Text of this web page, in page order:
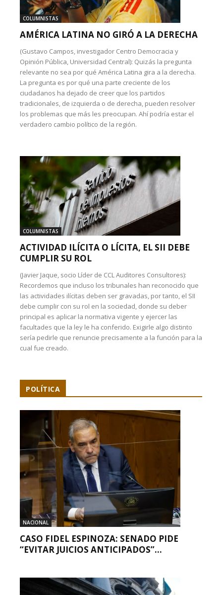
COLUMNISTAS
AMÉRICA LATINA NO GIRÓ A LA DERECHA
(Gustavo Campos, investigador Centro Democracia y
Opinión Pública, Universidad Central): Quizás la pregunta
relevante no sea por qué América Latina gira a la derecha.
La pregunta es por qué una parte creciente de los
ciudadanos ha dejado de creer que los partidos
tradicionales, de izquierda o de derecha, pueden resolver
los problemas que más les preocupan. Ahí podría estar el
verdadero cambio político de la región.
COLUMNISTAS
ACTIVIDAD ILÍCITA O LÍCITA, EL SII DEBE
CUMPLIR SU ROL
(Javier Jaque, socio Líder de CCL Auditores Consultores):
Recordemos que incluso los tribunales han reconocido que
las actividades ilícitas deben ser gravadas, por tanto, el SII
debe cumplir con su rol en la sociedad, donde su deber
principal es aplicar la normativa vigente y ejercer las
facultades que la ley le ha conferido. Exigirle algo distinto
sería pedirle que renuncie precisamente a la función para la
cual fue creado.
POLÍTICA
NACIONAL
CASO FIDEL ESPINOZA: SENADO PIDE
“EVITAR JUICIOS ANTICIPADOS”...